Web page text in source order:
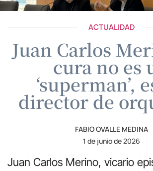
ACTUALIDAD
Juan Carlos
cura no es
‘superman’,
director de
FABIO OVALLE MEDINA
1 de junio de 2026
Juan Carlos Merino, vicario